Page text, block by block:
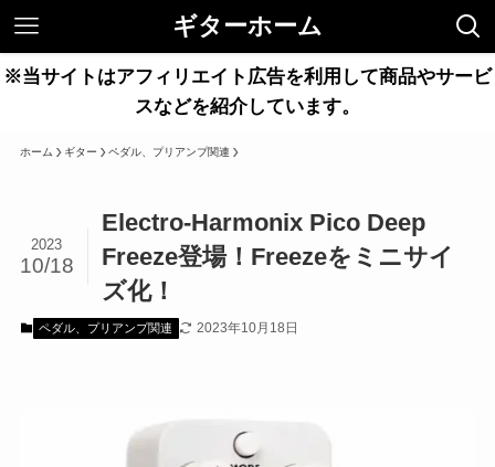
ギターホーム
※当サイトはアフィリエイト広告を利用して商品やサービ
スなどを紹介しています。
ホーム ギター ペダル、プリアンプ関連
Electro-Harmonix Pico Deep
Freeze登場！Freezeをミニサイ
ズ化！
2023
10/18
ペダル、プリアンプ関連 2023年10月18日